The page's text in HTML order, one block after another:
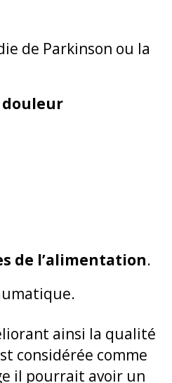
de Parkinson ou la
douleur
de l’alimentation.
ainsi la qualité
considérée comme
il pourrait avoir un